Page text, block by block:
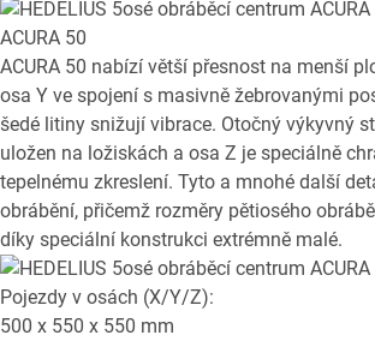
ACURA 50
ACURA 50 nabízí větší přesnost na menší
osa Y ve spojení s masivně žebrovanými
šedé litiny snižují vibrace. Otočný výkyvný
uložen na ložiskách a osa Z je speciálně
tepelnému zkreslení. Tyto a mnohé další
obrábění, přičemž rozměry pětiosého
díky speciální konstrukci extrémně malé.
Pojezdy v osách (X/Y/Z):
500 x 550 x 550 mm